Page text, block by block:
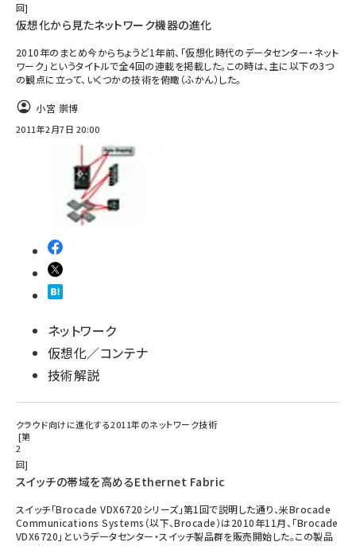
回
仮想化から見たネットワーク機器の進化
2010年のまとめ今からちょうど1年前、「仮想化時代のデータセンター・ネット
ワーク」というタイトルで全4回の連載を掲載した。この時は、主に以下の3つ
の観点に立って、いくつかの技術を俯瞰（ふかん）した。
小宮 崇博
2011年2月7日 20:00
ネットワーク
仮想化／コンテナ
技術解説
クラウド向けに進化する2011年のネットワーク技術
第
2
回
スイッチの帯域を高めるEthernet Fabric
スイッチ「Brocade VDX6720シリーズ」第1回で説明した通り、米Brocade
Communications Systems（以下、Brocade）は2010年11月、「Brocade
VDX6720」というデータセンター・スイッチ製品群を販売開始した。この製品